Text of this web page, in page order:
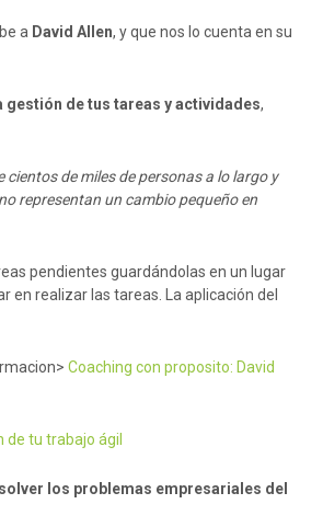
a David Allen, y que nos lo cuenta en su
gestión de tus tareas y actividades,
cientos de miles de personas a lo largo y
representan un cambio pequeño en
pendientes guardándolas en un lugar
en realizar las tareas. La aplicación del
Coaching con proposito: David
de tu trabajo ágil
los problemas empresariales del